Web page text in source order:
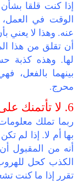
إذا كنت قلقا
الوقت في
عنه. وهذا لا يعني
أن تقلق من هذا
لها. وهذه كذبة
بينهما
محرج.
6. لا تأتمنك على أسرارها:
ربما تملك
بها أم لا. إذا لم
أنه من المقبول
الكذب كحل
تقرر إذا ما كنت